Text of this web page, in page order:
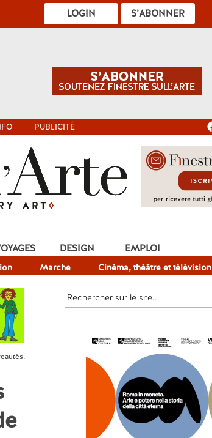
S’ABONNER
LOGIN
PUBLICITÉ
Marche Cinéma, théâtre et télévision
DESIGN EMPLOI